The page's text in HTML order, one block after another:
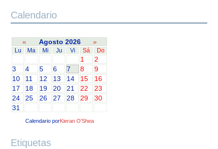
Calendario
« Agosto 2026 »
Lu Ma Mi Ju Vi Sá Do
1
2
3
4 5 6 7 8
9
10
11 12 13 14 15
16
17
18 19 20 21 22
23
24
25 26 27 28 29
30
31
Calendario porKieran O'Shea
Etiquetas